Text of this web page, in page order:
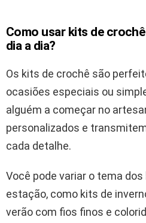
Como usar kits de
dia a dia?
Os kits de crochê são
ocasiões especiais ou
alguém a começar no
personalizados e
cada detalhe.
Você pode variar o tema
estação, como kits de
verão com fios finos e